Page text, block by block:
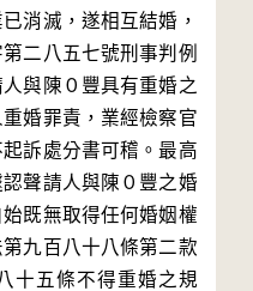
消滅，遂相互結婚，
二八五七號刑事判例
與陳０豐具有重婚之
婚罪責，業經檢察官
訴處分書可稽。最高
聲請人與陳０豐之婚
既無取得任何婚姻權
九百八十八條第二款
十五條不得重婚之規